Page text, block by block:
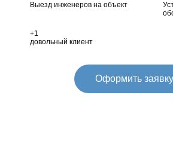
Выезд инженеров на объект
+1
довольный клиент
Оформить заявку